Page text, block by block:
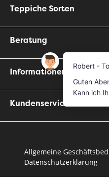
Teppiche Sorten
Beratung
Informationen
Kundenservice
Allgemeine
Datenschutzerklärung